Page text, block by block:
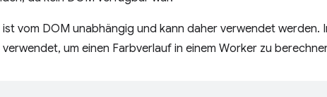
vom DOM unabhängig und kann daher verwendet werden.
um einen Farbverlauf in einem Worker zu